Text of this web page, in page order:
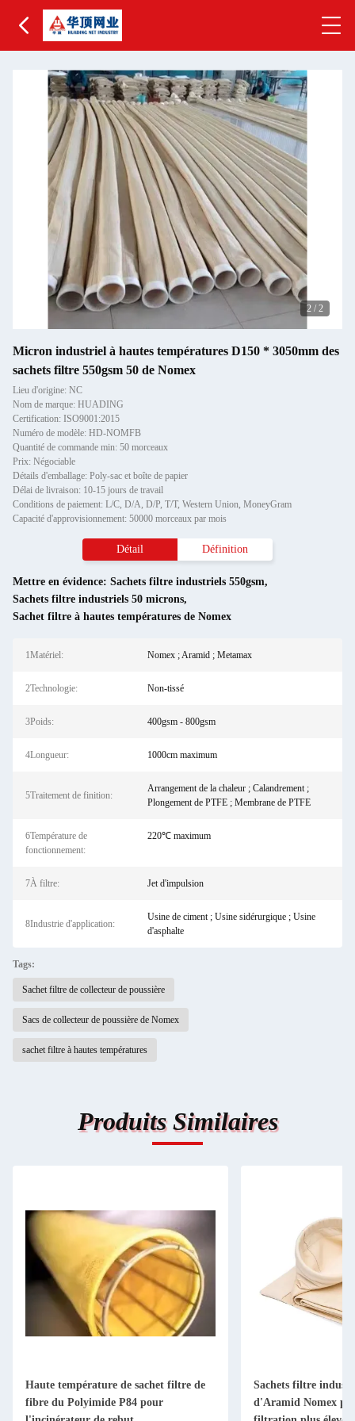
2 / 2
Micron industriel à hautes températures D150 * 3050mm des
sachets filtre 550gsm 50 de Nomex
Lieu d'origine: NC
Nom de marque: HUADING
Certification: ISO9001:2015
Numéro de modèle: HD-NOMFB
Quantité de commande min: 50 morceaux
Prix: Négociable
Détails d'emballage: Poly-sac et boîte de papier
Délai de livraison: 10-15 jours de travail
Conditions de paiement: L/C, D/A, D/P, T/T, Western Union, MoneyGram
Capacité d'approvisionnement: 50000 morceaux par mois
Détail Définition
Mettre en évidence: Sachets filtre industriels 550gsm,
Sachets filtre industriels 50 microns,
Sachet filtre à hautes températures de Nomex
1Matériel: Nomex ; Aramid ; Metamax
2Technologie: Non-tissé
3Poids: 400gsm - 800gsm
4Longueur: 1000cm maximum
5Traitement de finition:
Arrangement de la chaleur ; Calandrement ;
Plongement de PTFE ; Membrane de PTFE
6Température de
fonctionnement:
220℃ maximum
7À filtre: Jet d'impulsion
8Industrie d'application:
Usine de ciment ; Usine sidérurgique ; Usine
d'asphalte
Tags:
Sachet filtre de collecteur de poussière
Sacs de collecteur de poussière de Nomex
sachet filtre à hautes températures
Produits Similaires
Haute température de sachet filtre de
fibre du Polyimide P84 pour
Sachets filtre
d'Aramid Nomex